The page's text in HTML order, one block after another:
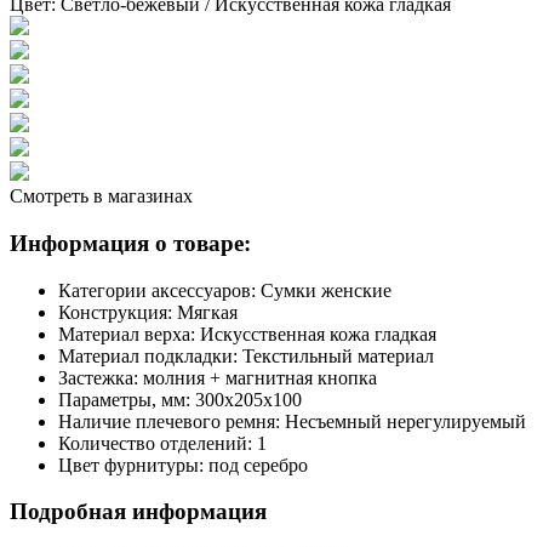
Цвет: Светло-бежевый / Искусственная кожа гладкая
Смотреть в магазинах
Информация о товаре:
Категории аксессуаров: Сумки женские
Конструкция: Мягкая
Материал верха: Искусственная кожа гладкая
Материал подкладки: Текстильный материал
Застежка: молния + магнитная кнопка
Параметры, мм: 300х205х100
Наличие плечевого ремня: Несъемный нерегулируемый
Количество отделений: 1
Цвет фурнитуры: под серебро
Подробная информация